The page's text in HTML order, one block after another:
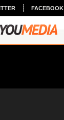
FACEBOOK